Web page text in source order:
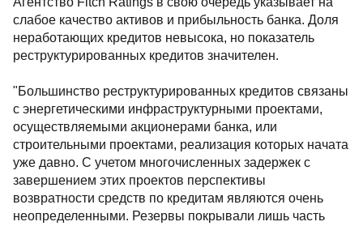
слабое качество активов и прибыльность банка. Доля
неработающих кредитов невысока, но показатель
реструктурированных кредитов значителен.
"Большинство реструктурированных кредитов связаны
с энергетическими инфраструктурными проектами,
осуществляемыми акционерами банка, или
строительными проектами, реализация которых начата
уже давно. С учетом многочисленных задержек с
завершением этих проектов перспективы
возвратности средств по кредитам являются очень
неопределенными. Резервы покрывали лишь часть